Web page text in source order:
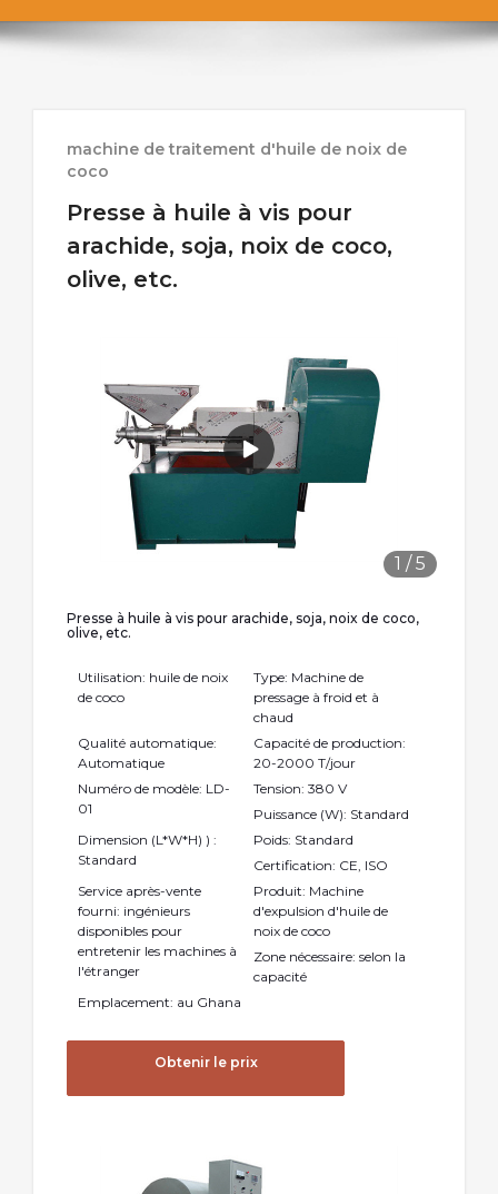
machine de traitement d'huile de noix de
coco
Presse à huile à vis pour
arachide, soja, noix de coco,
olive, etc.
1 /5
Presse à huile à vis pour arachide, soja, noix de coco,
olive, etc.
Utilisation: huile de noix
de coco
Type: Machine de
pressage à froid et à
chaud
Qualité automatique:
Automatique
Capacité de production:
20-2000 T/jour
Numéro de modèle: LD-
01
Tension: 380 V
Puissance (W): Standard
Dimension (L*W*H) ) :
Standard
Poids: Standard
Certification: CE, ISO
Service après-vente
fourni: ingénieurs
disponibles pour
entretenir les machines à
l'étranger
Produit: Machine
d'expulsion d'huile de
noix de coco
Zone nécessaire: selon la
capacité
Emplacement: au Ghana
Obtenir le prix